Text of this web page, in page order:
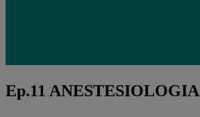
Ep.11 ANESTESIOLOGIA